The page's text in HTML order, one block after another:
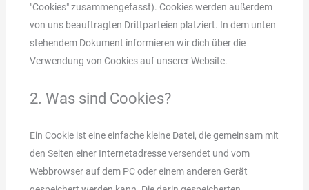
"Cookies" zusammengefasst). Cookies werden außerdem
von uns beauftragten Drittparteien platziert. In dem unten
stehendem Dokument informieren wir dich über die
Verwendung von Cookies auf unserer Website.
2. Was sind Cookies?
Ein Cookie ist eine einfache kleine Datei, die gemeinsam mit
den Seiten einer Internetadresse versendet und vom
Webbrowser auf dem PC oder einem anderen Gerät